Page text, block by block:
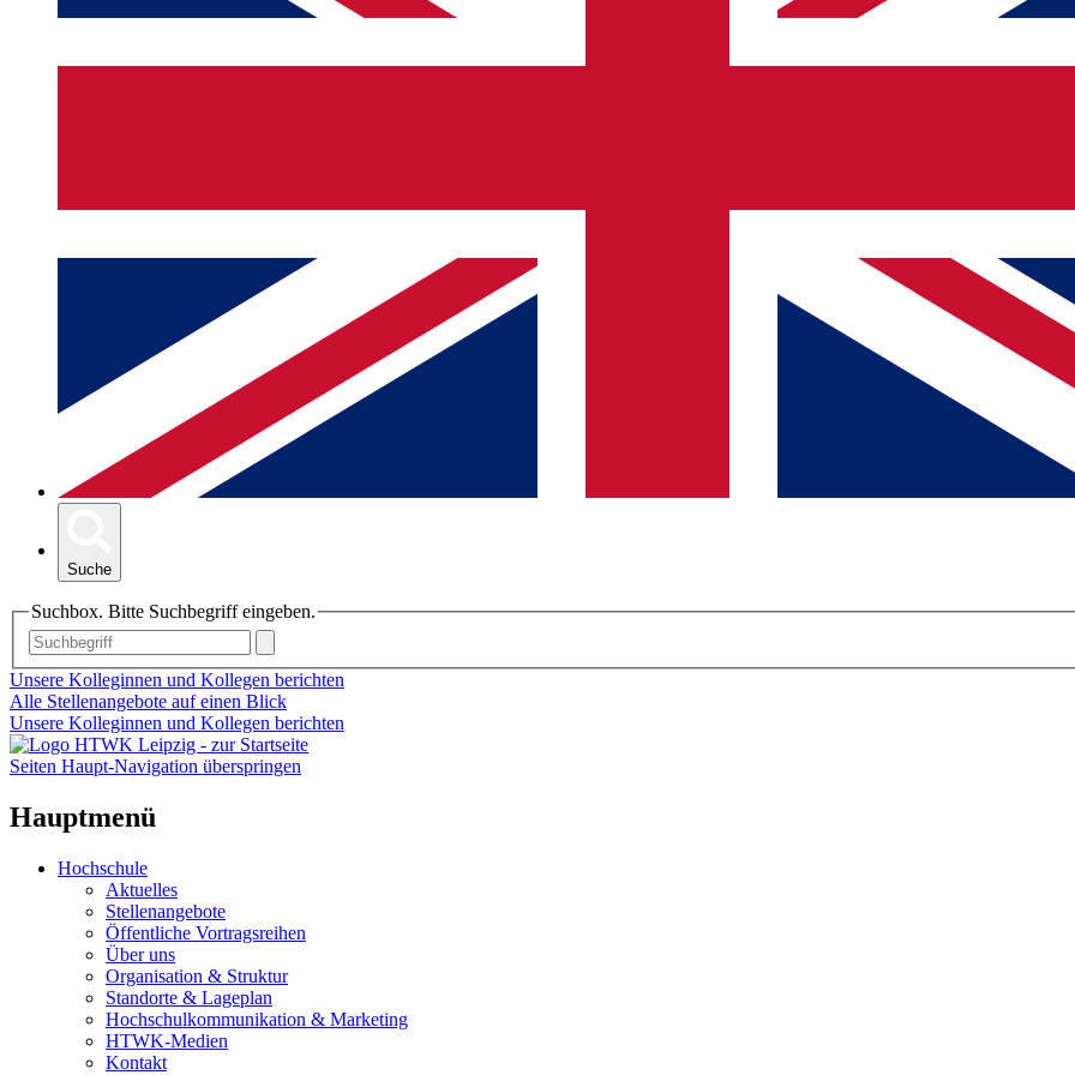
Suche
Suchbox. Bitte Suchbegriff eingeben.
Unsere Kolleginnen und Kollegen berichten
Alle Stellenangebote auf einen Blick
Unsere Kolleginnen und Kollegen berichten
Seiten Haupt-Navigation überspringen
Hauptmenü
Hochschule
Aktuelles
Stellenangebote
Öffentliche Vortragsreihen
Über uns
Organisation & Struktur
Standorte & Lageplan
Hochschulkommunikation & Marketing
HTWK-Medien
Kontakt